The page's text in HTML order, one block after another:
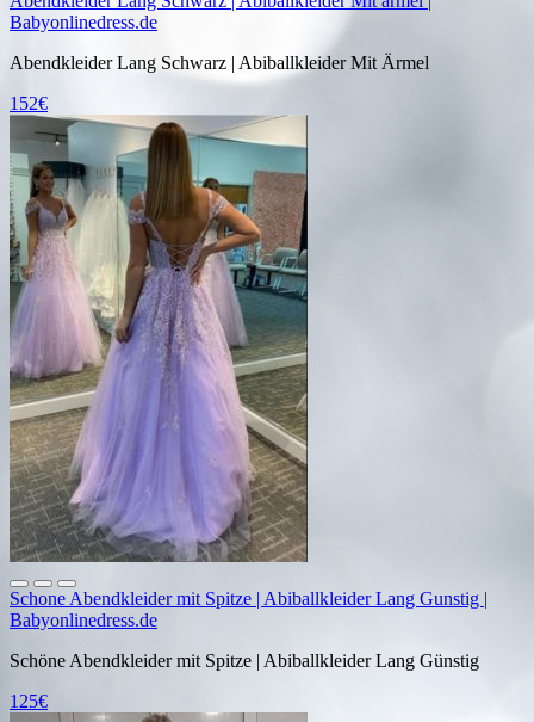
Babyonlinedress.de
Abendkleider Lang Schwarz | Abiballkleider Mit Ärmel
152€
Schone Abendkleider mit Spitze | Abiballkleider Lang Gunstig |
Babyonlinedress.de
Schöne Abendkleider mit Spitze | Abiballkleider Lang Günstig
125€